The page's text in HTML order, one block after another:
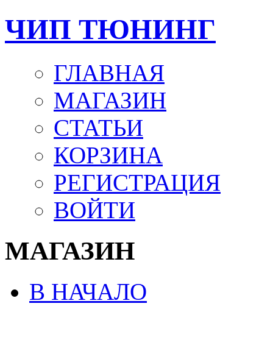
ЧИП ТЮНИНГ
ГЛАВНАЯ
МАГАЗИН
СТАТЬИ
КОРЗИНА
РЕГИСТРАЦИЯ
ВОЙТИ
МАГАЗИН
В НАЧАЛО